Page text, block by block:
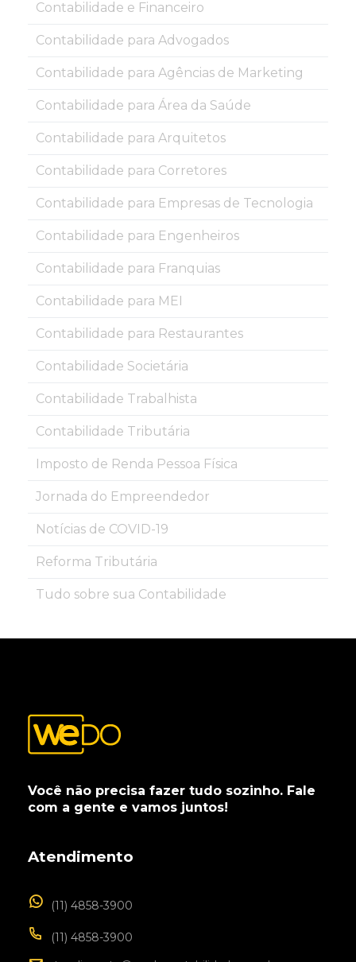
Contabilidade e Financeiro
Contabilidade para Advogados
Contabilidade para Agências de Marketing
Contabilidade para Área da Saúde
Contabilidade para Arquitetos
Contabilidade para Corretores
Contabilidade para Empresas de Tecnologia
Contabilidade para Engenheiros
Contabilidade para Franquias
Contabilidade para MEI
Contabilidade para Restaurantes
Contabilidade Societária
Contabilidade Trabalhista
Contabilidade Tributária
Imposto de Renda Pessoa Física
Jornada do Empreendedor
Notícias de COVID-19
Reforma Tributária
Tudo sobre sua Contabilidade
Você não precisa fazer tudo sozinho. Fale
com a gente e vamos juntos!
Atendimento
(11) 4858-3900
(11) 4858-3900